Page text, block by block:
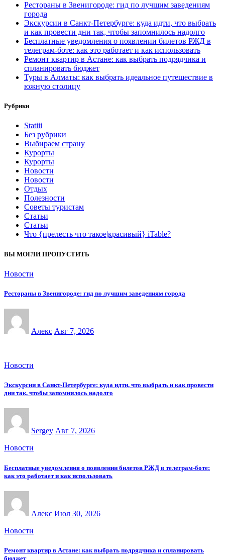
Рестораны в Звенигороде: гид по лучшим заведениям
города
Экскурсии в Санкт-Петербурге: куда идти, что выбрать
и как провести дни так, чтобы запомнилось надолго
Бесплатные уведомления о появлении билетов РЖД в
телеграм-боте: как это работает и как использовать
Ремонт квартир в Астане: как выбрать подрядчика и
спланировать бюджет
Туры в Алматы: как выбрать идеальное путешествие в
южную столицу
Рубрики
Statiii
Без рубрики
Выбираем страну
Курорты
Курорты
Новости
Новости
Отдых
Полезности
Советы туристам
Статьи
Статьи
Что {прелесть что такое|красивый} iTable?
ВЫ МОГЛИ ПРОПУСТИТЬ
Новости
Рестораны в Звенигороде: гид по лучшим заведениям города
Алекс Авг 7, 2026
Новости
Экскурсии в Санкт-Петербурге: куда идти, что выбрать и как провести
дни так, чтобы запомнилось надолго
Sergey Авг 7, 2026
Новости
Бесплатные уведомления о появлении билетов РЖД в телеграм-боте:
как это работает и как использовать
Алекс Июл 30, 2026
Новости
Ремонт квартир в Астане: как выбрать подрядчика и спланировать
бюджет